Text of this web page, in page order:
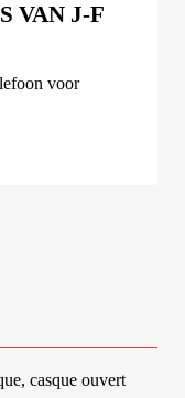
VAN J-F
voor
casque ouvert